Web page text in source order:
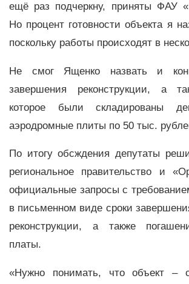
ещё раз подчеркну, приняты ФАУ
Но процент готовности объекта я
поскольку работы происходят в
Не смог Ященко назвать и
завершения реконструкции, а
которое были складированы
аэродромные плиты по 50 тыс.
По итогу обсждения депутаты
региональное правительство и
официальные запросы с
в письменном виде сроки
реконструкции, а также
платы.
«Нужно понимать, что объект –